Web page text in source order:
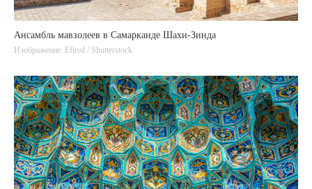
Ансамбль мавзолеев в Самарканде Шахи-Зинда
Изображение: Efired / Shutterstock